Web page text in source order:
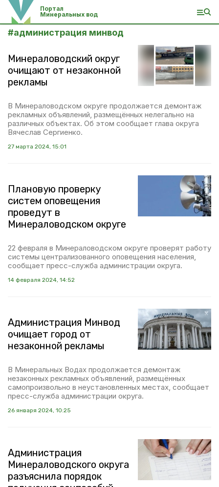
Портал
Минеральных вод
#администрация минвод
Минераловодский округ
очищают от незаконной
рекламы
В Минераловодском округе продолжается демонтаж
рекламных объявлений, размещённых нелегально на
различных объектах. Об этом сообщает глава округа
Вячеслав Сергиенко.
27 марта 2024, 15:01
Плановую проверку
систем оповещения
проведут в
Минераловодском округе
22 февраля в Минераловодском округе проверят работу
системы централизованного оповещения населения,
сообщает пресс-служба администрации округа.
14 февраля 2024, 14:52
Администрация Минвод
очищает город от
незаконной рекламы
В Минеральных Водах продолжается демонтаж
незаконных рекламных объявлений, размещённых
самопроизвольно в неустановленных местах, сообщает
пресс-служба администрации округа.
26 января 2024, 10:25
Администрация
Минераловодского округа
разъяснила порядок